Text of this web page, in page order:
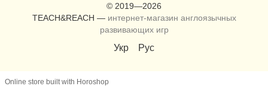
© 2019—2026
TEACH&REACH — интернет-магазин англоязычных
развивающих игр
Укр Рус
Online store built with Horoshop